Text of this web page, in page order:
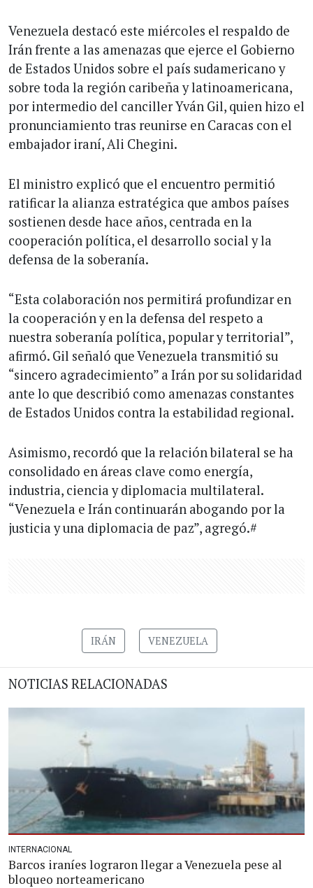
Venezuela destacó este miércoles el respaldo de
Irán frente a las amenazas que ejerce el Gobierno
de Estados Unidos sobre el país sudamericano y
sobre toda la región caribeña y latinoamericana,
por intermedio del canciller Yván Gil, quien hizo el
pronunciamiento tras reunirse en Caracas con el
embajador iraní, Ali Chegini.
El ministro explicó que el encuentro permitió
ratificar la alianza estratégica que ambos países
sostienen desde hace años, centrada en la
cooperación política, el desarrollo social y la
defensa de la soberanía.
“Esta colaboración nos permitirá profundizar en
la cooperación y en la defensa del respeto a
nuestra soberanía política, popular y territorial”,
afirmó. Gil señaló que Venezuela transmitió su
“sincero agradecimiento” a Irán por su solidaridad
ante lo que describió como amenazas constantes
de Estados Unidos contra la estabilidad regional.
Asimismo, recordó que la relación bilateral se ha
consolidado en áreas clave como energía,
industria, ciencia y diplomacia multilateral.
“Venezuela e Irán continuarán abogando por la
justicia y una diplomacia de paz”, agregó.#
IRÁN VENEZUELA
NOTICIAS RELACIONADAS
INTERNACIONAL
Barcos iraníes lograron llegar a Venezuela pese al
bloqueo norteamericano